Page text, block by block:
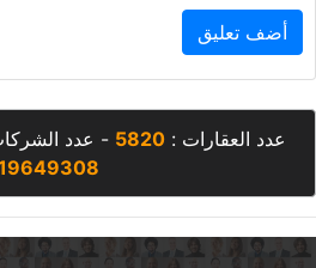
أضف تعليق
عدد العقارات : 5820 - عدد